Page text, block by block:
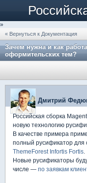
»
« Вернуться к Документация
Зачем нужна и как
оформительских тем?
Дмитрий
Российская сборка
новую технологию
В качестве примера
полный русификатор для
ThemeForest Infortis Fortis.
Новые русификаторы
числе — по заявкам